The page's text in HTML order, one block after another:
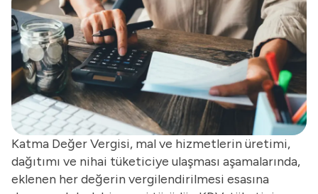
Katma Değer Vergisi, mal ve hizmetlerin üretimi,
dağıtımı ve nihai tüketiciye ulaşması aşamalarında,
eklenen her değerin vergilendirilmesi esasına